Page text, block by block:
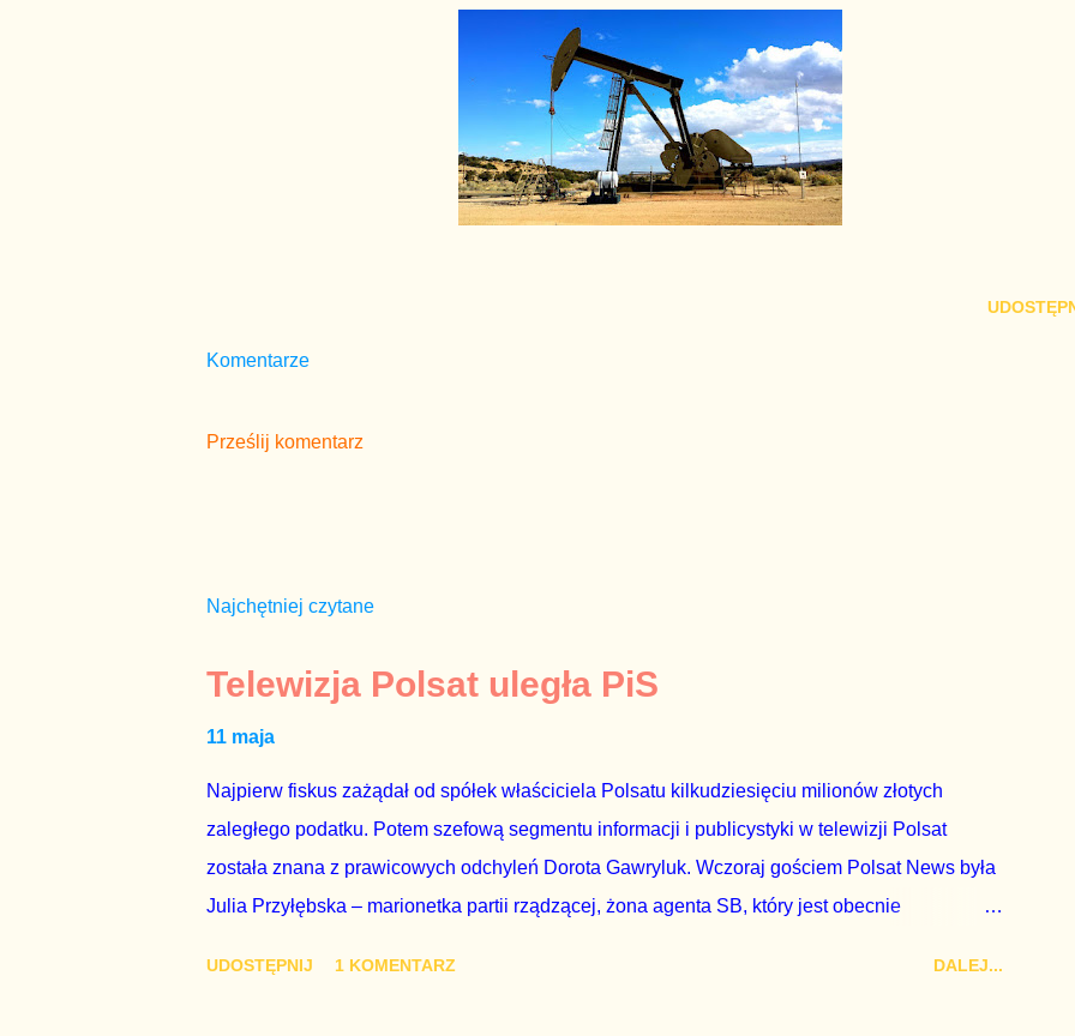
Komentarze
Prześlij komentarz
Najchętniej czytane
Telewizja Polsat uległa PiS
11 maja
Najpierw fiskus zażądał od spółek właściciela Polsatu kilkudziesięciu milionów złotych
zaległego podatku. Potem szefową segmentu informacji i publicystyki w telewizji Polsat
została znana z prawicowych odchyleń Dorota Gawryluk. Wczoraj gościem Polsat News była
Julia Przyłębska – marionetka partii rządzącej, żona agenta SB, który jest obecnie
UDOSTĘPNIJ 1 KOMENTARZ DALEJ...